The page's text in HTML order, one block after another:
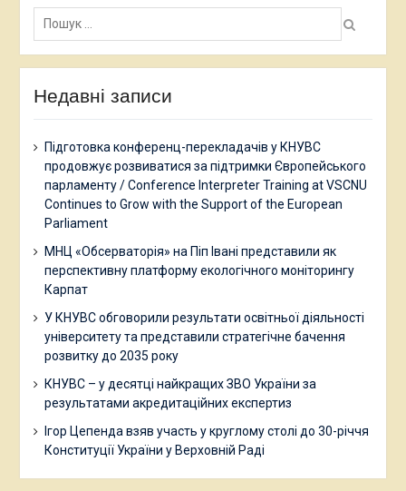
Пошук:
Недавні записи
Підготовка конференц-перекладачів у КНУВС
продовжує розвиватися за підтримки Європейського
парламенту / Conference Interpreter Training at VSCNU
Continues to Grow with the Support of the European
Parliament
МНЦ «Обсерваторія» на Піп Івані представили як
перспективну платформу екологічного моніторингу
Карпат
У КНУВС обговорили результати освітньої діяльності
університету та представили стратегічне бачення
розвитку до 2035 року
КНУВС – у десятці найкращих ЗВО України за
результатами акредитаційних експертиз
Ігор Цепенда взяв участь у круглому столі до 30-річчя
Конституції України у Верховній Раді